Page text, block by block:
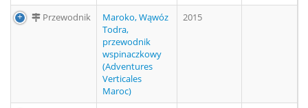
Przewodnik
Maroko, Wąwóz
Todra,
przewodnik
wspinaczkowy
(Adventures
Verticales
Maroc)
2015